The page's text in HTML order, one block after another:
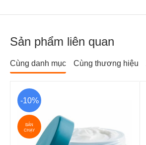
Sản phẩm liên quan
Cùng danh mục Cùng thương hiệu
-10%
BÁN
CHẠY